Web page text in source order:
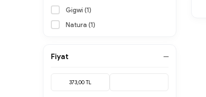
Gigwi (1)
Natura (1)
Fiyat